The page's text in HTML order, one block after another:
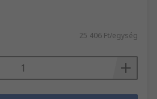
25 406 Ft/egység